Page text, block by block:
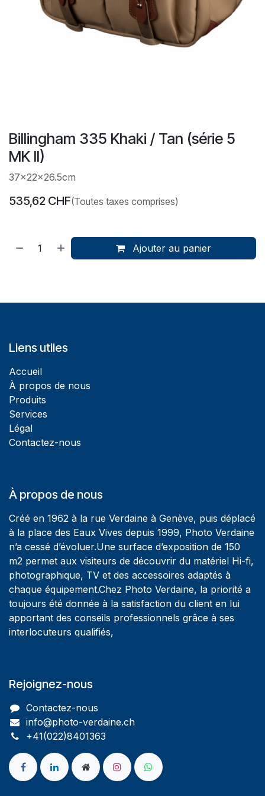
Billingham 335 Khaki / Tan (série 5
MK II)
37x22x26.5cm
535,62 CHF(Toutes taxes comprises)
Ajouter au panier
Liens utiles
Accueil
À propos de nous
Produits
Services
Légal
Contactez-nous
À propos de nous
Créé en 1962 à la rue Verdaine à Genève, puis déplacé
à la place des Eaux Vives depuis 1999, Photo Verdaine
n’a cessé d’évoluer.Une surface d’exposition de 150
m2 permet aux visiteurs de découvrir du matériel Hi-fi,
photographique, TV et des accessoires adaptés à
chaque équipement.Chez Photo Verdaine, la priorité a
toujours été donnée à la satisfaction du client en lui
apportant des conseils professionnels grâce à ses
interlocuteurs qualifiés,
Rejoignez-nous
Contactez-nous
info@photo-verdaine.ch​
​​+41(022)8401363